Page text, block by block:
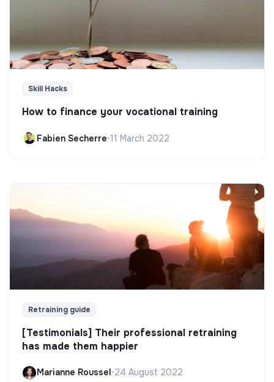
Skill Hacks
How to finance your vocational training
Fabien Secherre•11 March 2022
Retraining guide
[Testimonials] Their professional retraining
has made them happier
Marianne Roussel•24 August 2022